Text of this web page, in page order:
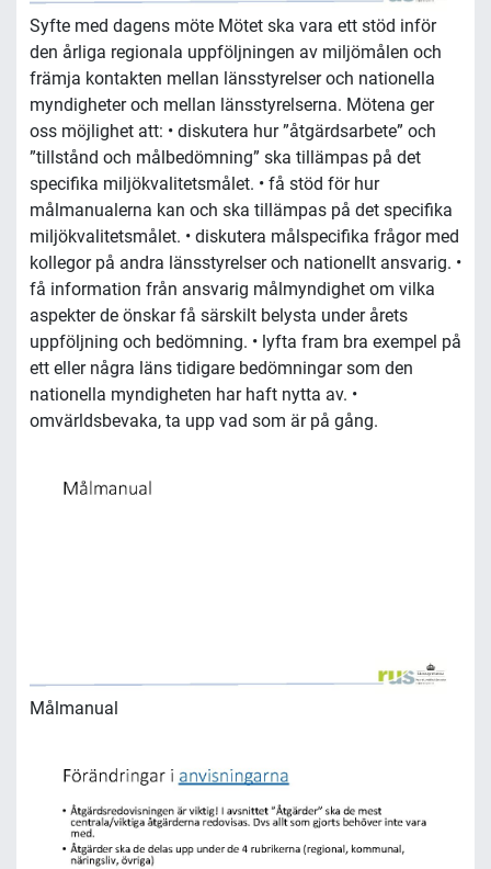
Syfte med dagens möte Mötet ska vara ett stöd inför
den årliga regionala uppföljningen av miljömålen och
främja kontakten mellan länsstyrelser och nationella
myndigheter och mellan länsstyrelserna. Mötena ger
oss möjlighet att: • diskutera hur ”åtgärdsarbete” och
”tillstånd och målbedömning” ska tillämpas på det
specifika miljökvalitetsmålet. • få stöd för hur
målmanualerna kan och ska tillämpas på det specifika
miljökvalitetsmålet. • diskutera målspecifika frågor med
kollegor på andra länsstyrelser och nationellt ansvarig. •
få information från ansvarig målmyndighet om vilka
aspekter de önskar få särskilt belysta under årets
uppföljning och bedömning. • lyfta fram bra exempel på
ett eller några läns tidigare bedömningar som den
nationella myndigheten har haft nytta av. •
omvärldsbevaka, ta upp vad som är på gång.
Målmanual